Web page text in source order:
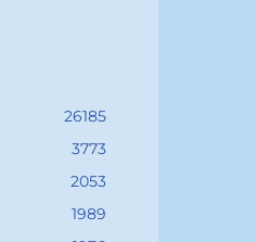
26185
3773
2053
1989